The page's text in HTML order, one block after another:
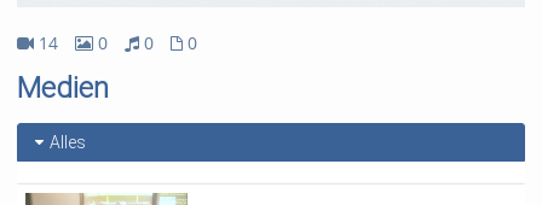
14
0
0
0
Medien
Alles